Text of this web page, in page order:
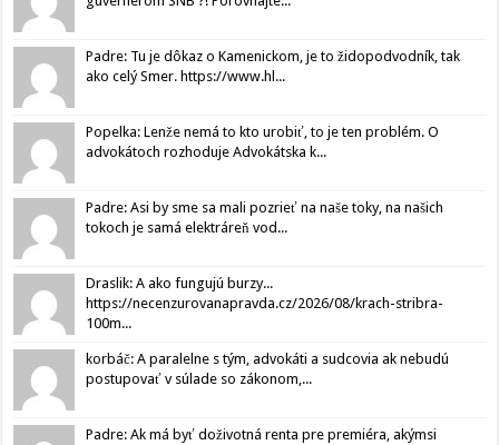
Padre: Tu je dôkaz o Kamenickom, je to židopodvodník, tak
ako celý Smer. https://www.hl...
Popelka: Lenže nemá to kto urobiť, to je ten problém. O
advokátoch rozhoduje Advokátska k...
Padre: Asi by sme sa mali pozrieť na naše toky, na našich
tokoch je samá elektráreň vod...
Draslik: A ako fungujú burzy...
https://necenzurovanapravda.cz/2026/08/krach-stribra-
100m...
korbáč: A paralelne s tým, advokáti a sudcovia ak nebudú
postupovať v súlade so zákonom,...
Padre: Ak má byť doživotná renta pre premiéra, akýmsi